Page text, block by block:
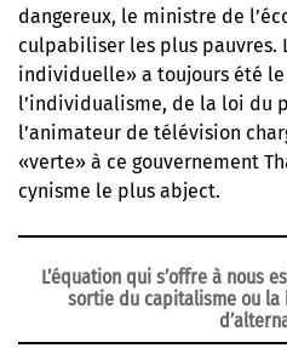
dangereux, le ministre de
culpabiliser les plus pauvres.
individuelle» a toujours été
l’individualisme, de la loi du
l’animateur de télévision
«verte» à ce gouvernement
cynisme le plus abject.
L’équation qui s’offre à nous
sortie du capitalisme ou la